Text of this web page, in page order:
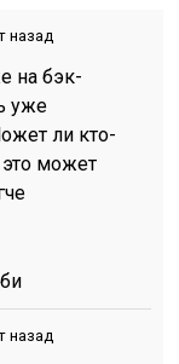
назад
на бэк-
уже
ли кто-
это может
назад